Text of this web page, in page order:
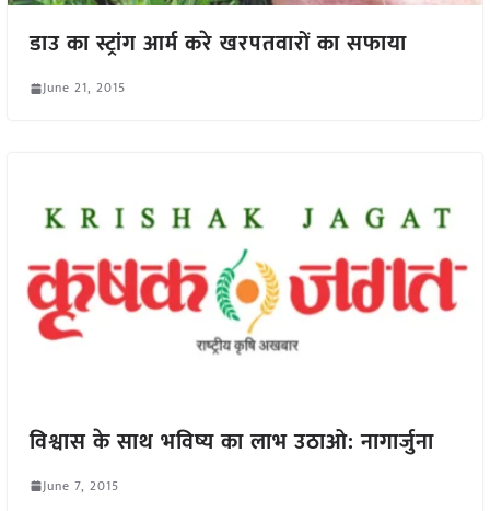
डाउ का स्ट्रांग आर्म करे खरपतवारों का सफाया
June 21, 2015
विश्वास के साथ भविष्य का लाभ उठाओ: नागार्जुना
June 7, 2015